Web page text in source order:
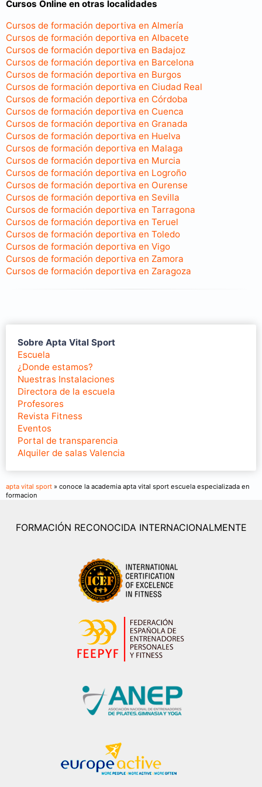
Cursos Online en otras localidades
Cursos de formación deportiva en Almería
Cursos de formación deportiva en Albacete
Cursos de formación deportiva en Badajoz
Cursos de formación deportiva en Barcelona
Cursos de formación deportiva en Burgos
Cursos de formación deportiva en Ciudad Real
Cursos de formación deportiva en Córdoba
Cursos de formación deportiva en Cuenca
Cursos de formación deportiva en Granada
Cursos de formación deportiva en Huelva
Cursos de formación deportiva en Malaga
Cursos de formación deportiva en Murcia
Cursos de formación deportiva en Logroño
Cursos de formación deportiva en Ourense
Cursos de formación deportiva en Sevilla
Cursos de formación deportiva en Tarragona
Cursos de formación deportiva en Teruel
Cursos de formación deportiva en Toledo
Cursos de formación deportiva en Vigo
Cursos de formación deportiva en Zamora
Cursos de formación deportiva en Zaragoza
Sobre Apta Vital Sport
Escuela
¿Donde estamos?
Nuestras Instalaciones
Directora de la escuela
Profesores
Revista Fitness
Eventos
Portal de transparencia
Alquiler de salas Valencia
apta vital sport » conoce la academia apta vital sport escuela especializada en
formacion
FORMACIÓN RECONOCIDA INTERNACIONALMENTE